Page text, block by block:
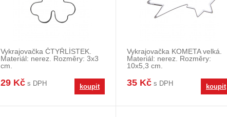
Vykrajovačka ČTYŘLÍSTEK.
Materiál: nerez. Rozměry: 3x3
cm.
29 Kč s DPH koupit
Vykrajovačka KOMETA velká.
Materiál: nerez. Rozměry:
10x5,3 cm.
35 Kč s DPH koupit